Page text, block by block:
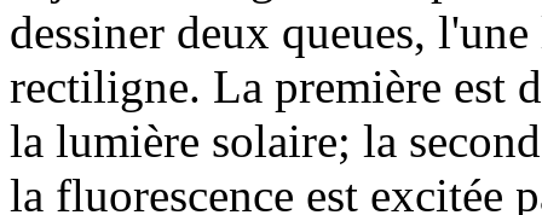
dessiner deux queues,
rectiligne. La première est
la lumière solaire; la
la fluorescence est excitée